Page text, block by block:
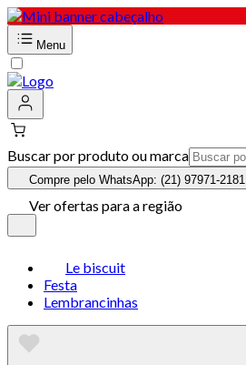
Menu
Buscar por produto ou marca
Compre pelo WhatsApp: (21) 97971-2181
Ver ofertas para a região
Le biscuit
Festa
Lembrancinhas